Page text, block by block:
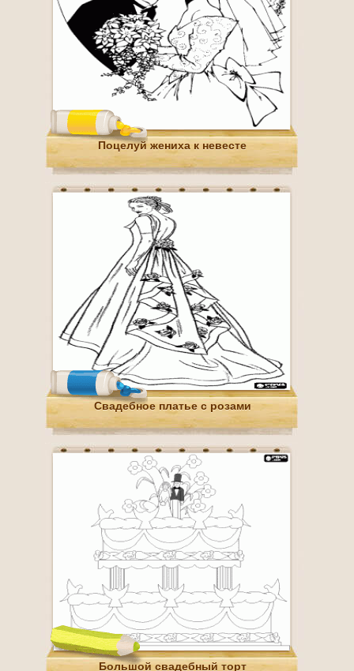
Поцелуй жениха к невесте
Свадебное платье с розами
Большой свадебный торт